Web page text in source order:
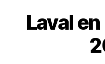
Laval